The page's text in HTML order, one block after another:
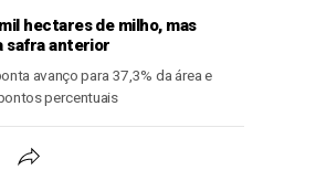
hectares de milho, mas
safra anterior
avanço para 37,3% da área e
percentuais